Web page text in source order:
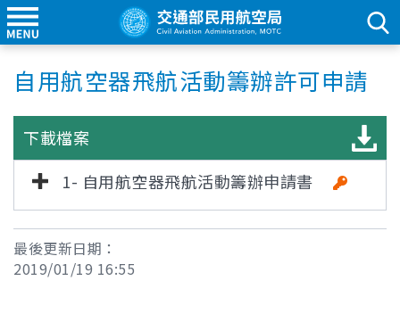
自用航空器飛航活動籌辦許可申請
下載檔案
1- 自用航空器飛航活動籌辦申請書
最後更新日期：
2019/01/19 16:55